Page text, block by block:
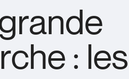
: les